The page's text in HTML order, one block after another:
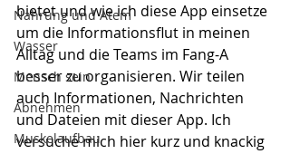
Nahrung und Atem
Wasser
Mensch sein
Abnehmen
Muskelaufbau
bietet und wie ich diese App einsetze
um die Informationsflut in meinen
Alltag und die Teams im Fang-A
besser zu organisieren. Wir teilen
auch Informationen, Nachrichten
und Dateien mit dieser App. Ich
versuche mich hier kurz und knackig